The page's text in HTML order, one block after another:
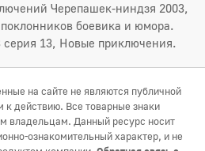
Черепашек-ниндзя 2003,
боевика и юмора.
13, Новые приключения.
на сайте не являются публичной
к действию. Все товарные знаки
владельцам. Данный ресурс носит
ознакомительный характер, и не